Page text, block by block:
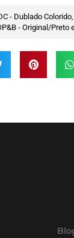
- Dublado
- Original/Preto